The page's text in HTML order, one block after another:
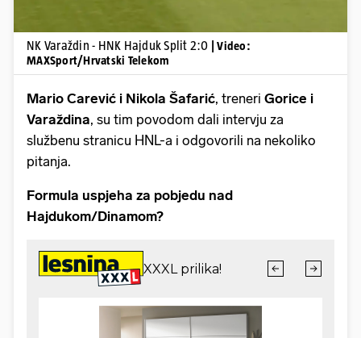
NK Varaždin - HNK Hajduk Split 2:0
| Video:
MAXSport/Hrvatski Telekom
Mario Carević i Nikola Šafarić, treneri Gorice i
Varaždina, su tim povodom dali intervju za
službenu stranicu HNL-a i odgovorili na nekoliko
pitanja.
Formula uspjeha za pobjedu nad
Hajdukom/Dinamom?